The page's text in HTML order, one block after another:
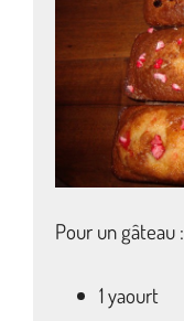
Pour un gâteau :
1 yaourt